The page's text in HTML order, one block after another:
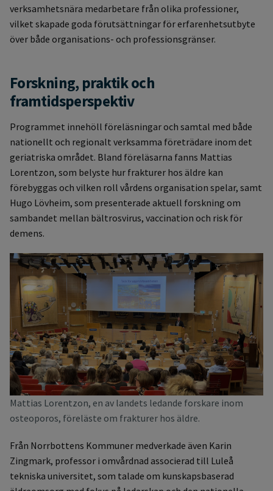
verksamhetsnära medarbetare från olika professioner,
vilket skapade goda förutsättningar för erfarenhetsutbyte
över både organisations- och professionsgränser.
Forskning, praktik och
framtidsperspektiv
Programmet innehöll föreläsningar och samtal med både
nationellt och regionalt verksamma företrädare inom det
geriatriska området. Bland föreläsarna fanns Mattias
Lorentzon, som belyste hur frakturer hos äldre kan
förebyggas och vilken roll vårdens organisation spelar, samt
Hugo Lövheim, som presenterade aktuell forskning om
sambandet mellan bältrosvirus, vaccination och risk för
demens.
Mattias Lorentzon, en av landets ledande forskare inom
osteoporos, föreläste om frakturer hos äldre.
Från Norrbottens Kommuner medverkade även Karin
Zingmark, professor i omvårdnad associerad till Luleå
tekniska universitet, som talade om kunskapsbaserad